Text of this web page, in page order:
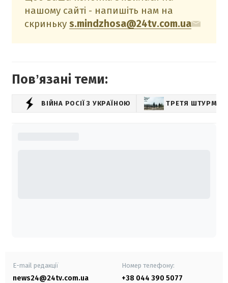
нашому сайті - напишіть нам на
скриньку s.mindzhosa@24tv.com.ua
Повʼязані теми:
ВІЙНА РОСІЇ З УКРАЇНОЮ ТРЕТЯ
E-mail редакції
news24@24tv.com.ua
Номер телефону:
+38 044 390 5077